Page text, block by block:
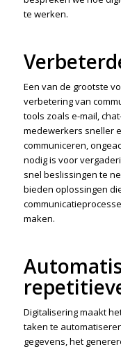
te werken.
Een van de grootste
verbetering van
tools zoals e-mail,
medewerkers sneller
communiceren,
nodig is voor
snel beslissingen te
bieden oplossingen
maken.
Digitalisering maakt
taken te
gegevens, het